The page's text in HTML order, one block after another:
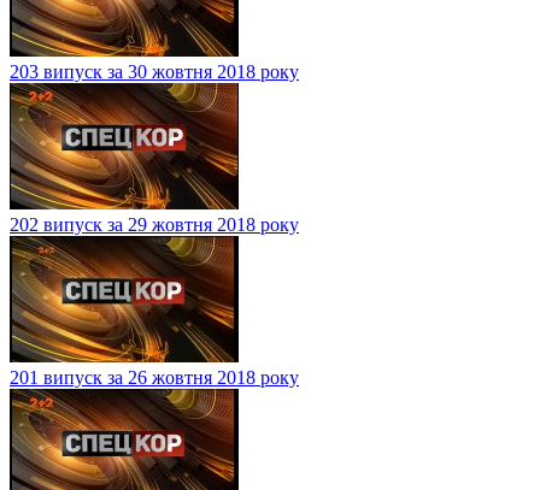
203 випуск за 30 жовтня 2018 року
202 випуск за 29 жовтня 2018 року
201 випуск за 26 жовтня 2018 року